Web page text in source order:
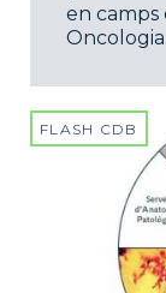
en camps
Oncologia.
FLASH CDB